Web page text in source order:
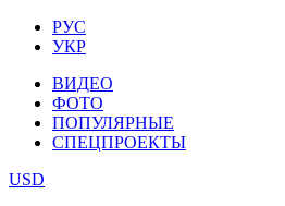
РУС
УКР
ВИДЕО
ФОТО
ПОПУЛЯРНЫЕ
СПЕЦПРОЕКТЫ
USD